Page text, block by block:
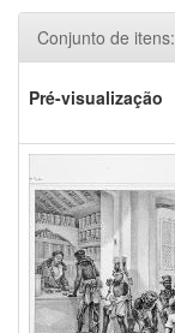
Conjunto de itens:
Pré-visualização